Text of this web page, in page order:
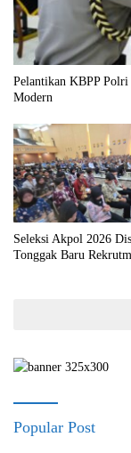
Pelantikan KBPP
Modern
Seleksi Akpol 2026
Tonggak Baru
Popular Post